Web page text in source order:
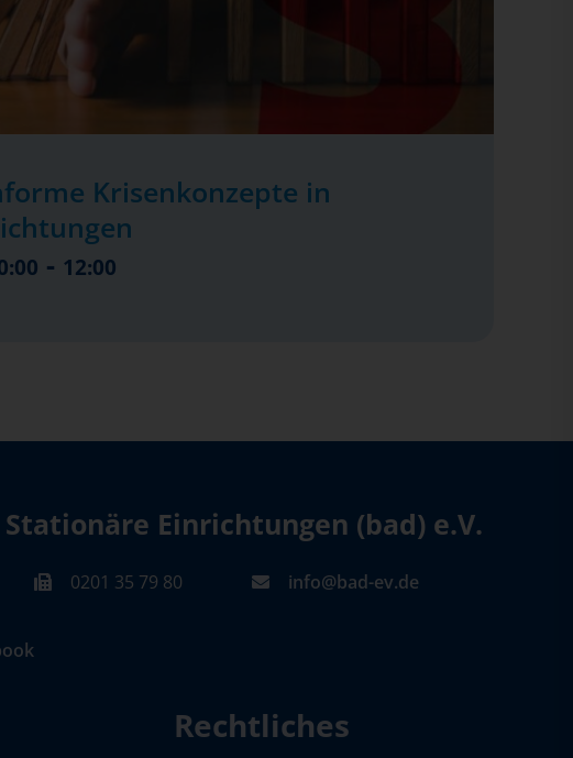
Krisenkonzepte in
- 12:00
Einrichtungen (bad) e.V.
0201 35 79 80 info@bad-ev.de
Rechtliches